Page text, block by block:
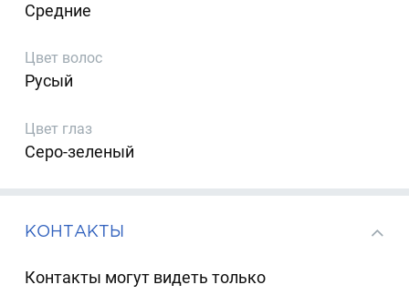
Средние
Цвет волос
Русый
Цвет глаз
Серо-зеленый
КОНТАКТЫ
Контакты могут видеть только